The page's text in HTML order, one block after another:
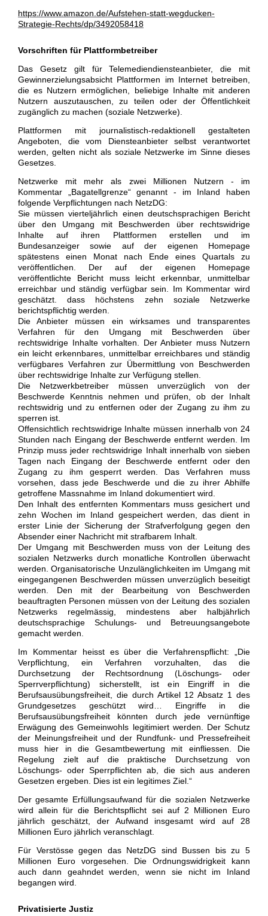
https://www.amazon.de/Aufstehen-statt-wegducken-
Strategie-Rechts/dp/3492058418
Vorschriften für Plattformbetreiber
Das Gesetz gilt für Telemediendiensteanbieter, die mit
Gewinnerzielungsabsicht Plattformen im Internet betreiben,
die es Nutzern ermöglichen, beliebige Inhalte mit anderen
Nutzern auszutauschen, zu teilen oder der Öffentlichkeit
zugänglich zu machen (soziale Netzwerke).
Plattformen mit journalistisch-redaktionell gestalteten
Angeboten, die vom Diensteanbieter selbst verantwortet
werden, gelten nicht als soziale Netzwerke im Sinne dieses
Gesetzes.
Netzwerke mit mehr als zwei Millionen Nutzern - im
Kommentar „Bagatellgrenze“ genannt - im Inland haben
folgende Verpflichtungen nach NetzDG:
Sie müssen vierteljährlich einen deutschsprachigen Bericht
über den Umgang mit Beschwerden über rechtswidrige
Inhalte auf ihren Plattformen erstellen und im
Bundesanzeiger sowie auf der eigenen Homepage
spätestens einen Monat nach Ende eines Quartals zu
veröffentlichen. Der auf der eigenen Homepage
veröffentlichte Bericht muss leicht erkennbar, unmittelbar
erreichbar und ständig verfügbar sein. Im Kommentar wird
geschätzt. dass höchstens zehn soziale Netzwerke
berichtspflichtig werden.
Die Anbieter müssen ein wirksames und transparentes
Verfahren für den Umgang mit Beschwerden über
rechtswidrige Inhalte vorhalten. Der Anbieter muss Nutzern
ein leicht erkennbares, unmittelbar erreichbares und ständig
verfügbares Verfahren zur Übermittlung von Beschwerden
über rechtswidrige Inhalte zur Verfügung stellen.
Die Netzwerkbetreiber müssen unverzüglich von der
Beschwerde Kenntnis nehmen und prüfen, ob der Inhalt
rechtswidrig und zu entfernen oder der Zugang zu ihm zu
sperren ist.
Offensichtlich rechtswidrige Inhalte müssen innerhalb von 24
Stunden nach Eingang der Beschwerde entfernt werden. Im
Prinzip muss jeder rechtswidrige Inhalt innerhalb von sieben
Tagen nach Eingang der Beschwerde entfernt oder den
Zugang zu ihm gesperrt werden. Das Verfahren muss
vorsehen, dass jede Beschwerde und die zu ihrer Abhilfe
getroffene Massnahme im Inland dokumentiert wird.
Den Inhalt des entfernten Kommentars muss gesichert und
zehn Wochen im Inland gespeichert werden, das dient in
erster Linie der Sicherung der Strafverfolgung gegen den
Absender einer Nachricht mit strafbarem Inhalt.
Der Umgang mit Beschwerden muss von der Leitung des
sozialen Netzwerks durch monatliche Kontrollen überwacht
werden. Organisatorische Unzulänglichkeiten im Umgang mit
eingegangenen Beschwerden müssen unverzüglich beseitigt
werden. Den mit der Bearbeitung von Beschwerden
beauftragten Personen müssen von der Leitung des sozialen
Netzwerks regelmässig, mindestens aber halbjährlich
deutschsprachige Schulungs- und Betreuungsangebote
gemacht werden.
Im Kommentar heisst es über die Verfahrenspflicht: „Die
Verpflichtung, ein Verfahren vorzuhalten, das die
Durchsetzung der Rechtsordnung (Löschungs- oder
Sperrverpflichtung) sicherstellt, ist ein Eingriff in die
Berufsausübungsfreiheit, die durch Artikel 12 Absatz 1 des
Grundgesetzes geschützt wird… Eingriffe in die
Berufsausübungsfreiheit könnten durch jede vernünftige
Erwägung des Gemeinwohls legitimiert werden. Der Schutz
der Meinungsfreiheit und der Rundfunk- und Pressefreiheit
muss hier in die Gesamtbewertung mit einfliessen. Die
Regelung zielt auf die praktische Durchsetzung von
Löschungs- oder Sperrpflichten ab, die sich aus anderen
Gesetzen ergeben. Dies ist ein legitimes Ziel.“
Der gesamte Erfüllungsaufwand für die sozialen Netzwerke
wird allein für die Berichtspflicht sei auf 2 Millionen Euro
jährlich geschätzt, der Aufwand insgesamt wird auf 28
Millionen Euro jährlich veranschlagt.
Für Verstösse gegen das NetzDG sind Bussen bis zu 5
Millionen Euro vorgesehen. Die Ordnungswidrigkeit kann
auch dann geahndet werden, wenn sie nicht im Inland
begangen wird.
Privatisierte Justiz